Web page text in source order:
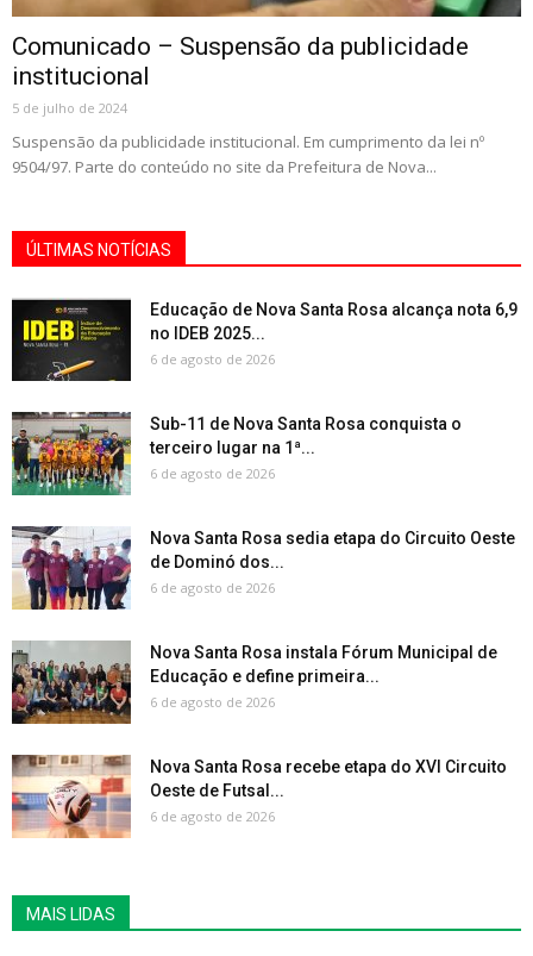
Comunicado – Suspensão da publicidade
institucional
5 de julho de 2024
Suspensão da publicidade institucional. Em cumprimento da lei nº
9504/97. Parte do conteúdo no site da Prefeitura de Nova...
ÚLTIMAS NOTÍCIAS
Educação de Nova Santa Rosa alcança nota 6,9
no IDEB 2025...
6 de agosto de 2026
Sub-11 de Nova Santa Rosa conquista o
terceiro lugar na 1ª...
6 de agosto de 2026
Nova Santa Rosa sedia etapa do Circuito Oeste
de Dominó dos...
6 de agosto de 2026
Nova Santa Rosa instala Fórum Municipal de
Educação e define primeira...
6 de agosto de 2026
Nova Santa Rosa recebe etapa do XVI Circuito
Oeste de Futsal...
6 de agosto de 2026
MAIS LIDAS